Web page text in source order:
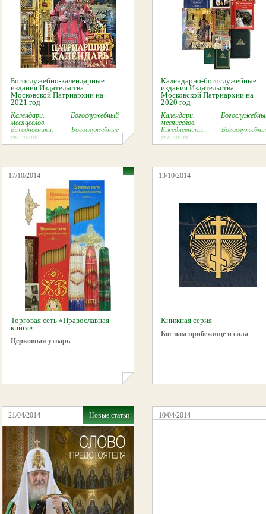
Богослужебно-календарные
издания Издательства
Московской Патриархии на
2021 год
Календари. Богослужебный
месяцеслов.
Ежедневники. Богослужебные
указания.
Календарно-богослужебные
издания Издательства
Московской Патриархии на
2020 год
Календари.
месяцеслов.
Ежедневники.
указания.
17/10/2014
Торговая сеть «Православная
книга»
Церковная утварь
13/10/2014
Книжная серия
Бог нам прибежище и сила
21/04/2014 Новые статьи 10/04/2014